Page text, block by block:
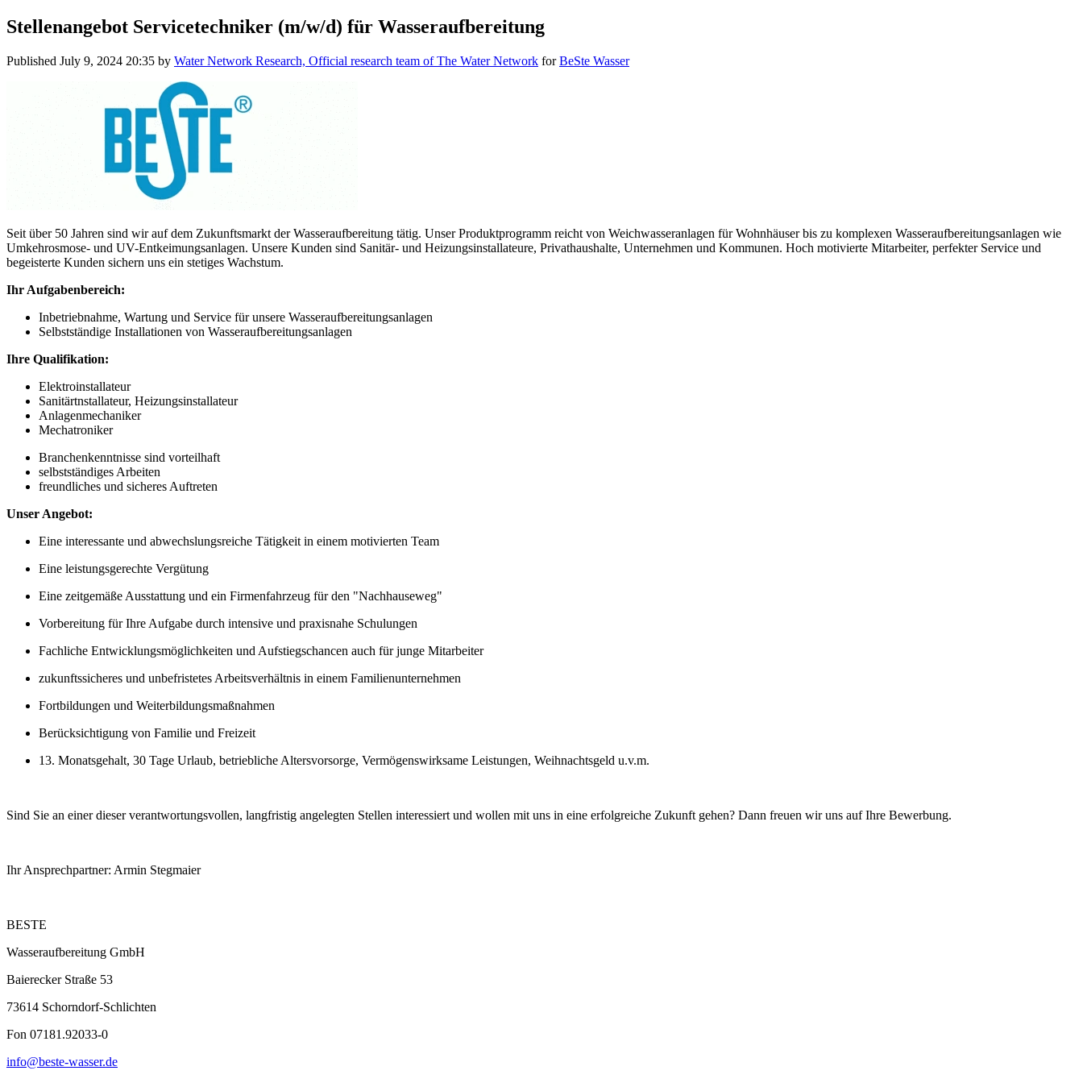
Stellenangebot Servicetechniker (m/w/d) für Wasseraufbereitung
Published July 9, 2024 20:35 by Water Network Research, Official research team of The Water Network forBeSte Wasser
Seit über 50 Jahren sind wir auf dem Zukunftsmarkt der Wasseraufbereitung tätig. Unser Produktprogramm reicht von Weichwasseranlagen für Wohnhäuser bis zu komplexen Wasseraufbereitungsanlagen wie
Umkehrosmose- und UV-Entkeimungsanlagen. Unsere Kunden sind Sanitär- und Heizungsinstallateure, Privathaushalte, Unternehmen und Kommunen. Hoch motivierte Mitarbeiter, perfekter Service und
begeisterte Kunden sichern uns ein stetiges Wachstum.
Ihr Aufgabenbereich:
Inbetriebnahme, Wartung und Service für unsere Wasseraufbereitungsanlagen
Selbstständige Installationen von Wasseraufbereitungsanlagen
Ihre Qualifikation:
Elektroinstallateur
Sanitärtnstallateur, Heizungsinstallateur
Anlagenmechaniker
Mechatroniker
Branchenkenntnisse sind vorteilhaft
selbstständiges Arbeiten
freundliches und sicheres Auftreten
Unser Angebot:
Eine interessante und abwechslungsreiche Tätigkeit in einem motivierten Team
Eine leistungsgerechte Vergütung
Eine zeitgemäße Ausstattung und ein Firmenfahrzeug für den "Nachhauseweg"
Vorbereitung für Ihre Aufgabe durch intensive und praxisnahe Schulungen
Fachliche Entwicklungsmöglichkeiten und Aufstiegschancen auch für junge Mitarbeiter
zukunftssicheres und unbefristetes Arbeitsverhältnis in einem Familienunternehmen
Fortbildungen und Weiterbildungsmaßnahmen
Berücksichtigung von Familie und Freizeit
13. Monatsgehalt, 30 Tage Urlaub, betriebliche Altersvorsorge, Vermögenswirksame Leistungen, Weihnachtsgeld u.v.m.
Sind Sie an einer dieser verantwortungsvollen, langfristig angelegten Stellen interessiert und wollen mit uns in eine erfolgreiche Zukunft gehen? Dann freuen wir uns auf Ihre Bewerbung.
Ihr Ansprechpartner: Armin Stegmaier
BESTE
Wasseraufbereitung GmbH
Baierecker Straße 53
73614 Schorndorf-Schlichten
Fon 07181.92033-0
info@beste-wasser.de